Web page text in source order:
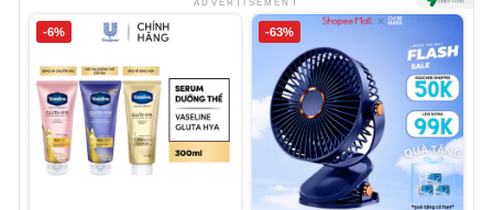
ADVERTISEMENT
-6% -63%